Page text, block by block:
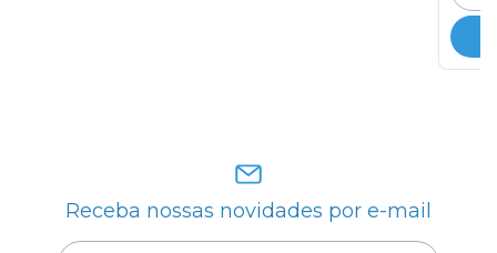
Receba nossas novidades por e-mail